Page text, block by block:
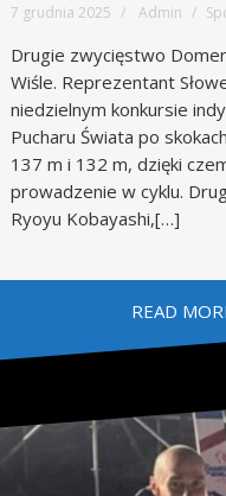
7 grudnia 2025 Admin
Drugie zwycięstwo
Wiśle. Reprezentant
niedzielnym konkursie
Pucharu Świata po
137 m i 132 m, dzięki
prowadzenie w cyklu.
Ryoyu Kobayashi,[…]
READ